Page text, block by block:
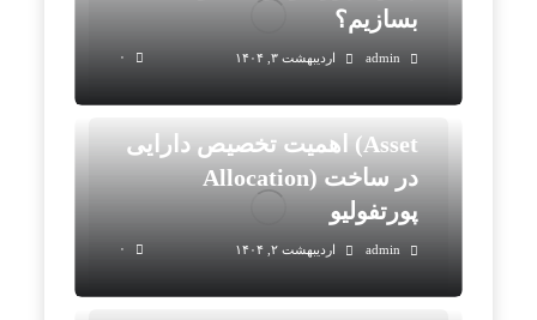
بسازیم؟
اردیبهشت ۳, ۱۴۰۴ admin ۰
اهمیت تخصیص دارایی (Asset
Allocation) در ساخت
پورتفولیو
اردیبهشت ۲, ۱۴۰۴ admin ۰